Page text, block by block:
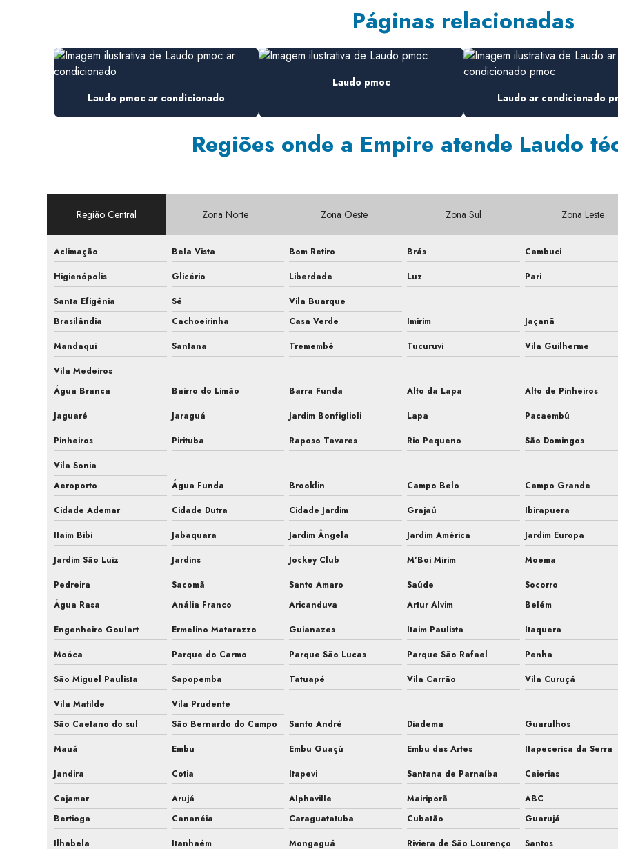
Páginas relacionadas
Laudo pmoc ar condicionado
Laudo pmoc
Laudo ar condicionado
Regiões onde a Empire atende Laudo
Região Central Zona Norte Zona Oeste Zona Sul Zona Leste
Aclimação Bela Vista Bom Retiro Brás Cambuci
Higienópolis
Glicério Liberdade Luz Pari
Santa Efigênia
Sé
Vila Buarque
Brasilândia
Cachoeirinha Casa Verde Imirim Jaçanã
Mandaqui
Santana Tremembé Tucuruvi Vila Guilherme
Vila Medeiros
Água Branca
Bairro do Limão Barra Funda Alto da Lapa Alto de Pinheiros
Jaguaré
Jaraguá Jardim Bonfiglioli Lapa Pacaembú
Pinheiros
Pirituba Raposo Tavares Rio Pequeno São Domingos
Vila Sonia
Aeroporto
Água Funda Brooklin Campo Belo Campo Grande
Cidade Ademar
Cidade Dutra Cidade Jardim Grajaú Ibirapuera
Itaim Bibi
Jabaquara Jardim Ângela Jardim América Jardim Europa
Jardim São Luiz
Jardins Jockey Club M'Boi Mirim Moema
Pedreira
Sacomã Santo Amaro Saúde Socorro
Água Rasa
Anália Franco Aricanduva Artur Alvim Belém
Engenheiro Goulart
Ermelino Matarazzo Guianazes Itaim Paulista Itaquera
Moóca
Parque do Carmo Parque São Lucas Parque São Rafael Penha
São Miguel Paulista
Sapopemba Tatuapé Vila Carrão Vila Curuçá
Vila Matilde
Vila Prudente
São Caetano do sul
São Bernardo do Campo Santo André Diadema Guarulhos
Mauá
Embu Embu Guaçú Embu das Artes Itapecerica da Serra
Jandira
Cotia Itapevi Santana de Parnaíba Caierias
Cajamar
Arujá Alphaville Mairiporã ABC
Bertioga
Cananéia Caraguatatuba Cubatão Guarujá
Ilhabela
Itanhaém Mongaguá Riviera de São Lourenço Santos